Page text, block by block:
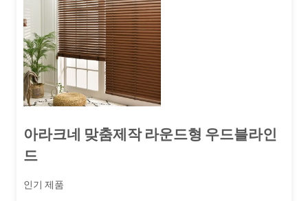
아라크네 맞춤제작 라운드형 우드블라인
드
인기 제품